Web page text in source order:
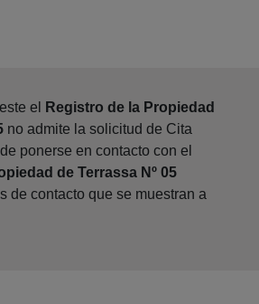
el
Registro de la Propiedad
no admite la solicitud de Cita
ponerse en contacto con el
de Terrassa Nº 05
de contacto que se muestran a